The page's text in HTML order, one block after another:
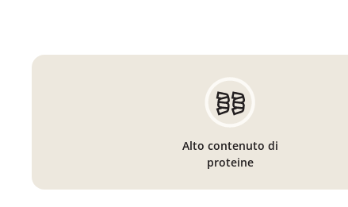
Alto contenuto di
proteine